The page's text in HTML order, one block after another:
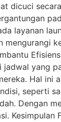
dicuci
layanan
mengurangi
jadwal yang
Hal ini
seperti
Dengan